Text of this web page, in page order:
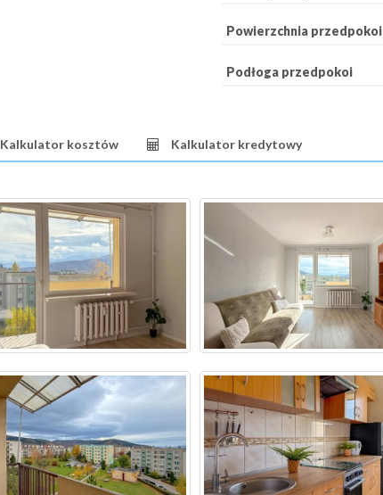
Powierzchnia przedpokoi
Podłoga przedpokoi
Kalkulator kosztów Kalkulator kredytowy